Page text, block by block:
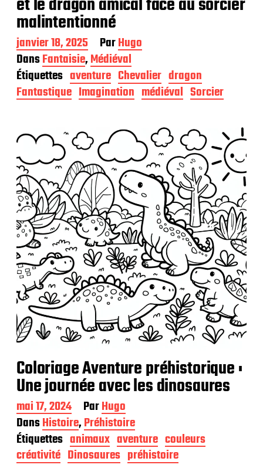
malintentionné
D
a
t
e
d
e
b
l
i
c
a
t
i
o
n
janvier 18, 2025 ParHugo
DansFantaisie,Médiéval
Étiquettes aventure Chevalier dragon
Fantastique Imagination médiéval Sorcier
Coloriage Aventure préhistorique :
Une journée avec les dinosaures
D
a
t
e
d
e
mai 17, 2024 ParHugo
DansHistoire,Préhistoire
Étiquettes animaux aventure couleurs
créativité Dinosaures préhistoire